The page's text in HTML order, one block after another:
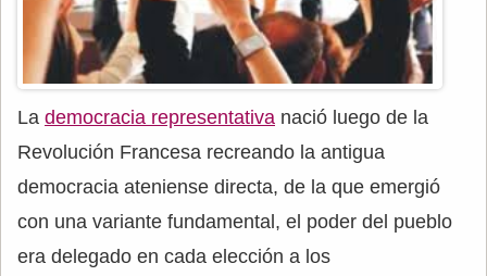
La democracia representativa nació luego de la
Revolución Francesa recreando la antigua
democracia ateniense directa, de la que emergió
con una variante fundamental, el poder del pueblo
era delegado en cada elección a los